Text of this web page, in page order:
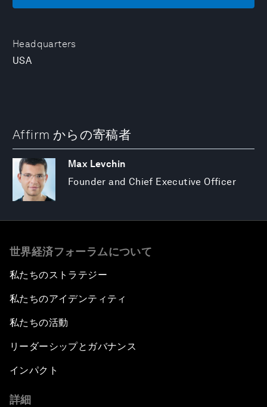
Headquarters
USA
Affirm からの寄稿者
Max Levchin
Founder and Chief Executive Officer
世界経済フォーラムについて
私たちのストラテジー
私たちのアイデンティティ
私たちの活動
リーダーシップとガバナンス
インパクト
詳細